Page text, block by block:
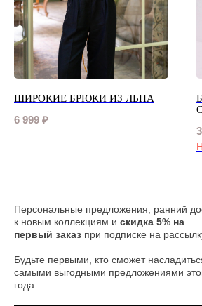
ШИРОКИЕ БРЮКИ ИЗ ЛЬНА
6 999 ₽
Персональные предложения, ранний
к новым коллекциям и скидка 5% на
первый заказ при подписке на
Будьте первыми, кто сможет
самыми выгодными предложениями
года.